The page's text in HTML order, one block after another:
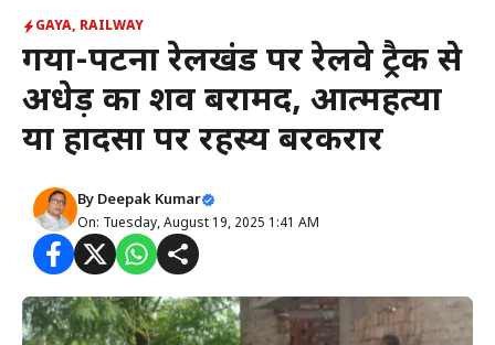
GAYA, RAILWAY
गया-पटना रेलखंड पर रेलवे ट्रैक से
अधेड़ का शव बरामद, आत्महत्या
या हादसा पर रहस्य बरकरार
By Deepak Kumar
On: Tuesday, August 19, 2025 1:41 AM